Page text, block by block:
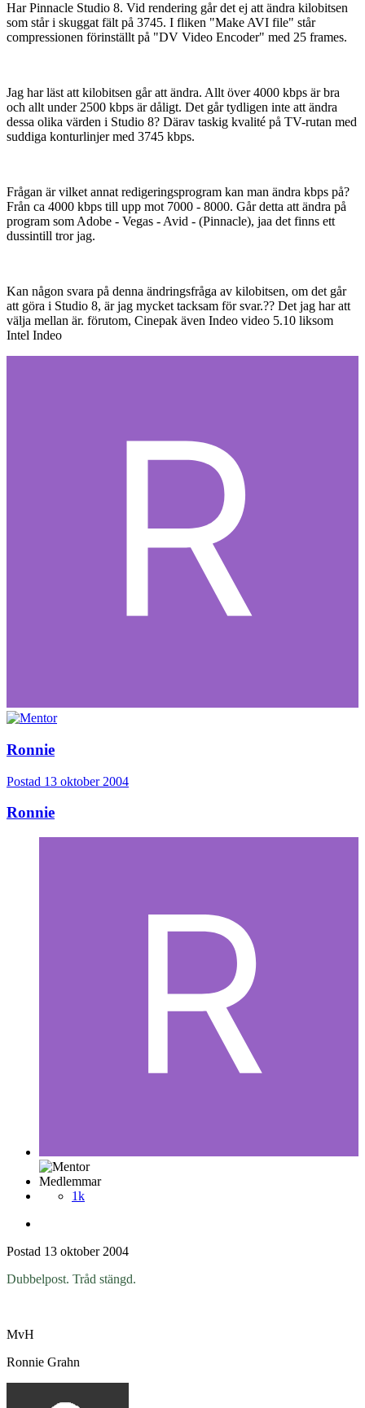
Har Pinnacle Studio 8. Vid rendering går det ej att ändra kilobitsen
som står i skuggat fält på 3745. I fliken "Make AVI file" står
compressionen förinställt på "DV Video Encoder" med 25 frames.
Jag har läst att kilobitsen går att ändra. Allt över 4000 kbps är bra
och allt under 2500 kbps är dåligt. Det går tydligen inte att ändra
dessa olika värden i Studio 8? Därav taskig kvalité på TV-rutan med
suddiga konturlinjer med 3745 kbps.
Frågan är vilket annat redigeringsprogram kan man ändra kbps på?
Från ca 4000 kbps till upp mot 7000 - 8000. Går detta att ändra på
program som Adobe - Vegas - Avid - (Pinnacle), jaa det finns ett
dussintill tror jag.
Kan någon svara på denna ändringsfråga av kilobitsen, om det går
att göra i Studio 8, är jag mycket tacksam för svar.?? Det jag har att
välja mellan är. förutom, Cinepak även Indeo video 5.10 liksom
Intel Indeo
Ronnie
Postad 13 oktober 2004
Ronnie
Medlemmar
1k
Postad 13 oktober 2004
Dubbelpost. Tråd stängd.
MvH
Ronnie Grahn